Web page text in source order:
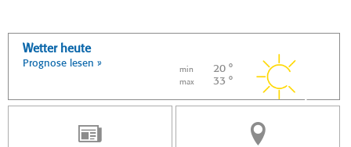
Wetter heute
Prognose lesen »
min 20 °
max 33 °